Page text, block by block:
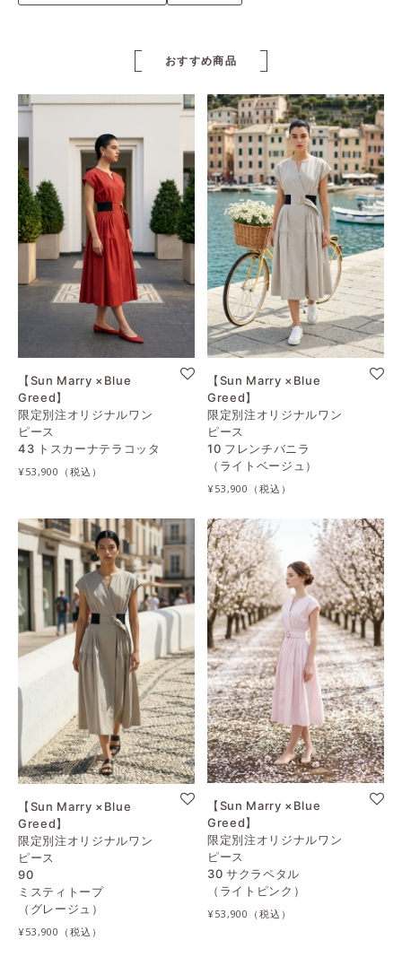
おすすめ商品
【Sun Marry ×Blue
Greed】
限定別注オリジナルワン
ピース
43 トスカーナテラコッタ
¥53,900
【Sun Marry ×Blue
Greed】
限定別注オリジナルワン
ピース
10 フレンチバニラ
（ライトベージュ）
¥53,900
【Sun Marry ×Blue
Greed】
限定別注オリジナルワン
ピース
90
ミスティトープ
（グレージュ）
¥53,900
【Sun Marry ×Blue
Greed】
限定別注オリジナルワン
ピース
30 サクラペタル
（ライトピンク）
¥53,900